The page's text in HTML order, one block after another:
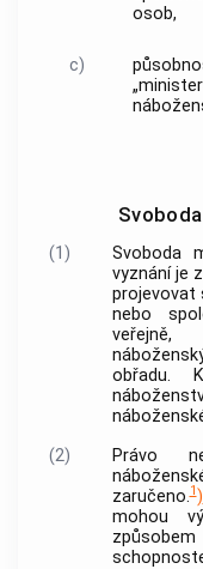
osob,
c)
(1)
Svoboda
vyznání je
projevovat
nebo
veřejně,
obřadu.
(2)
Právo
zaručeno.1)
mohou